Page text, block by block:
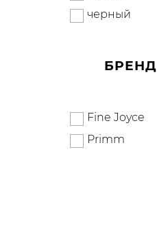
черный
БРЕНД
Fine Joyce
Primm